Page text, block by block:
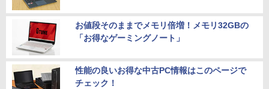
お値段そのままでメモリ倍増！メモリ32GBの
「お得なゲーミングノート」
性能の良いお得な中古PC情報はこのページで
チェック！